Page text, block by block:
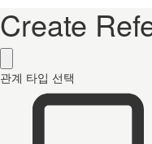
Create
관계 타입 선택